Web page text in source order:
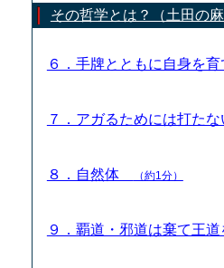
その哲学とは？（土田の麻
６．手牌とともに自身を
７．アガるためには打た
８．自然体 （約1分）
９．覇道・邪道は棄て王